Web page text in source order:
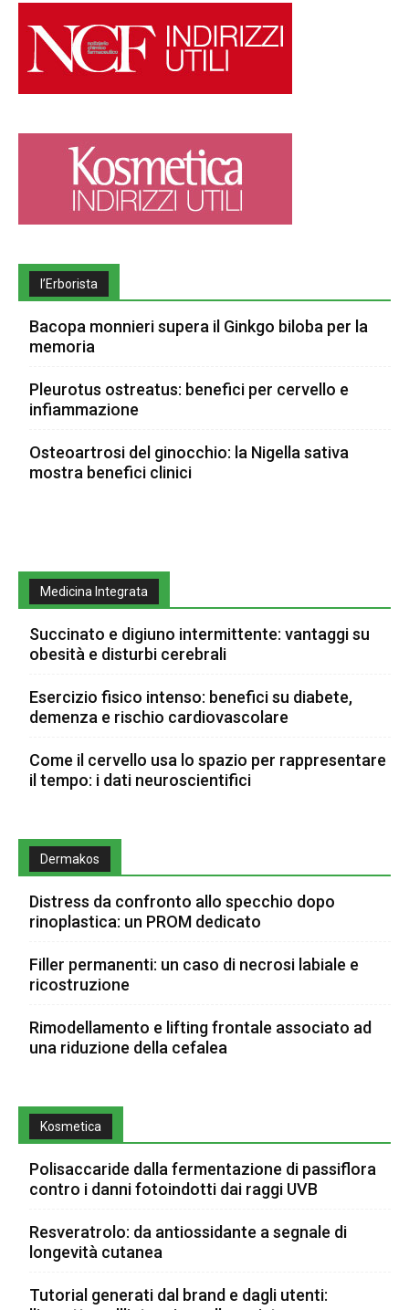
l’Erborista
Bacopa monnieri supera il Ginkgo biloba per la
memoria
Pleurotus ostreatus: benefici per cervello e
infiammazione
Osteoartrosi del ginocchio: la Nigella sativa
mostra benefici clinici
Medicina Integrata
Succinato e digiuno intermittente: vantaggi su
obesità e disturbi cerebrali
Esercizio fisico intenso: benefici su diabete,
demenza e rischio cardiovascolare
Come il cervello usa lo spazio per rappresentare
il tempo: i dati neuroscientifici
Dermakos
Distress da confronto allo specchio dopo
rinoplastica: un PROM dedicato
Filler permanenti: un caso di necrosi labiale e
ricostruzione
Rimodellamento e lifting frontale associato ad
una riduzione della cefalea
Kosmetica
Polisaccaride dalla fermentazione di passiflora
contro i danni fotoindotti dai raggi UVB
Resveratrolo: da antiossidante a segnale di
longevità cutanea
Tutorial generati dal brand e dagli utenti: